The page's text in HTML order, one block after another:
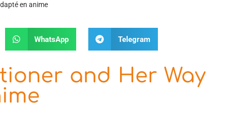
en anime
WhatsApp Telegram
and Her Way